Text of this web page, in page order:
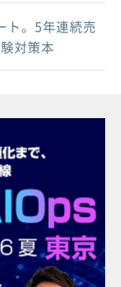
ト。5年連続売
対策本